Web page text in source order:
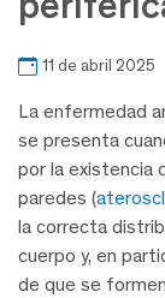
11 de abril 2025
La enfermedad
se presenta
por la existencia
paredes (
la correcta
cuerpo y, en
de que se